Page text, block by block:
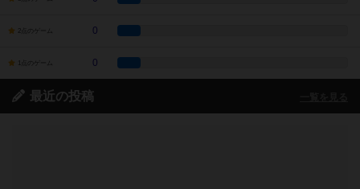
2点のゲーム 0
1点のゲーム 0
最近の投稿